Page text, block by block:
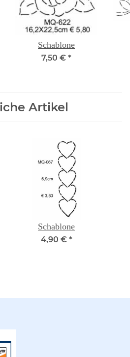
Schablone
7,50 € *
Artikel
Schablone
4,90 € *